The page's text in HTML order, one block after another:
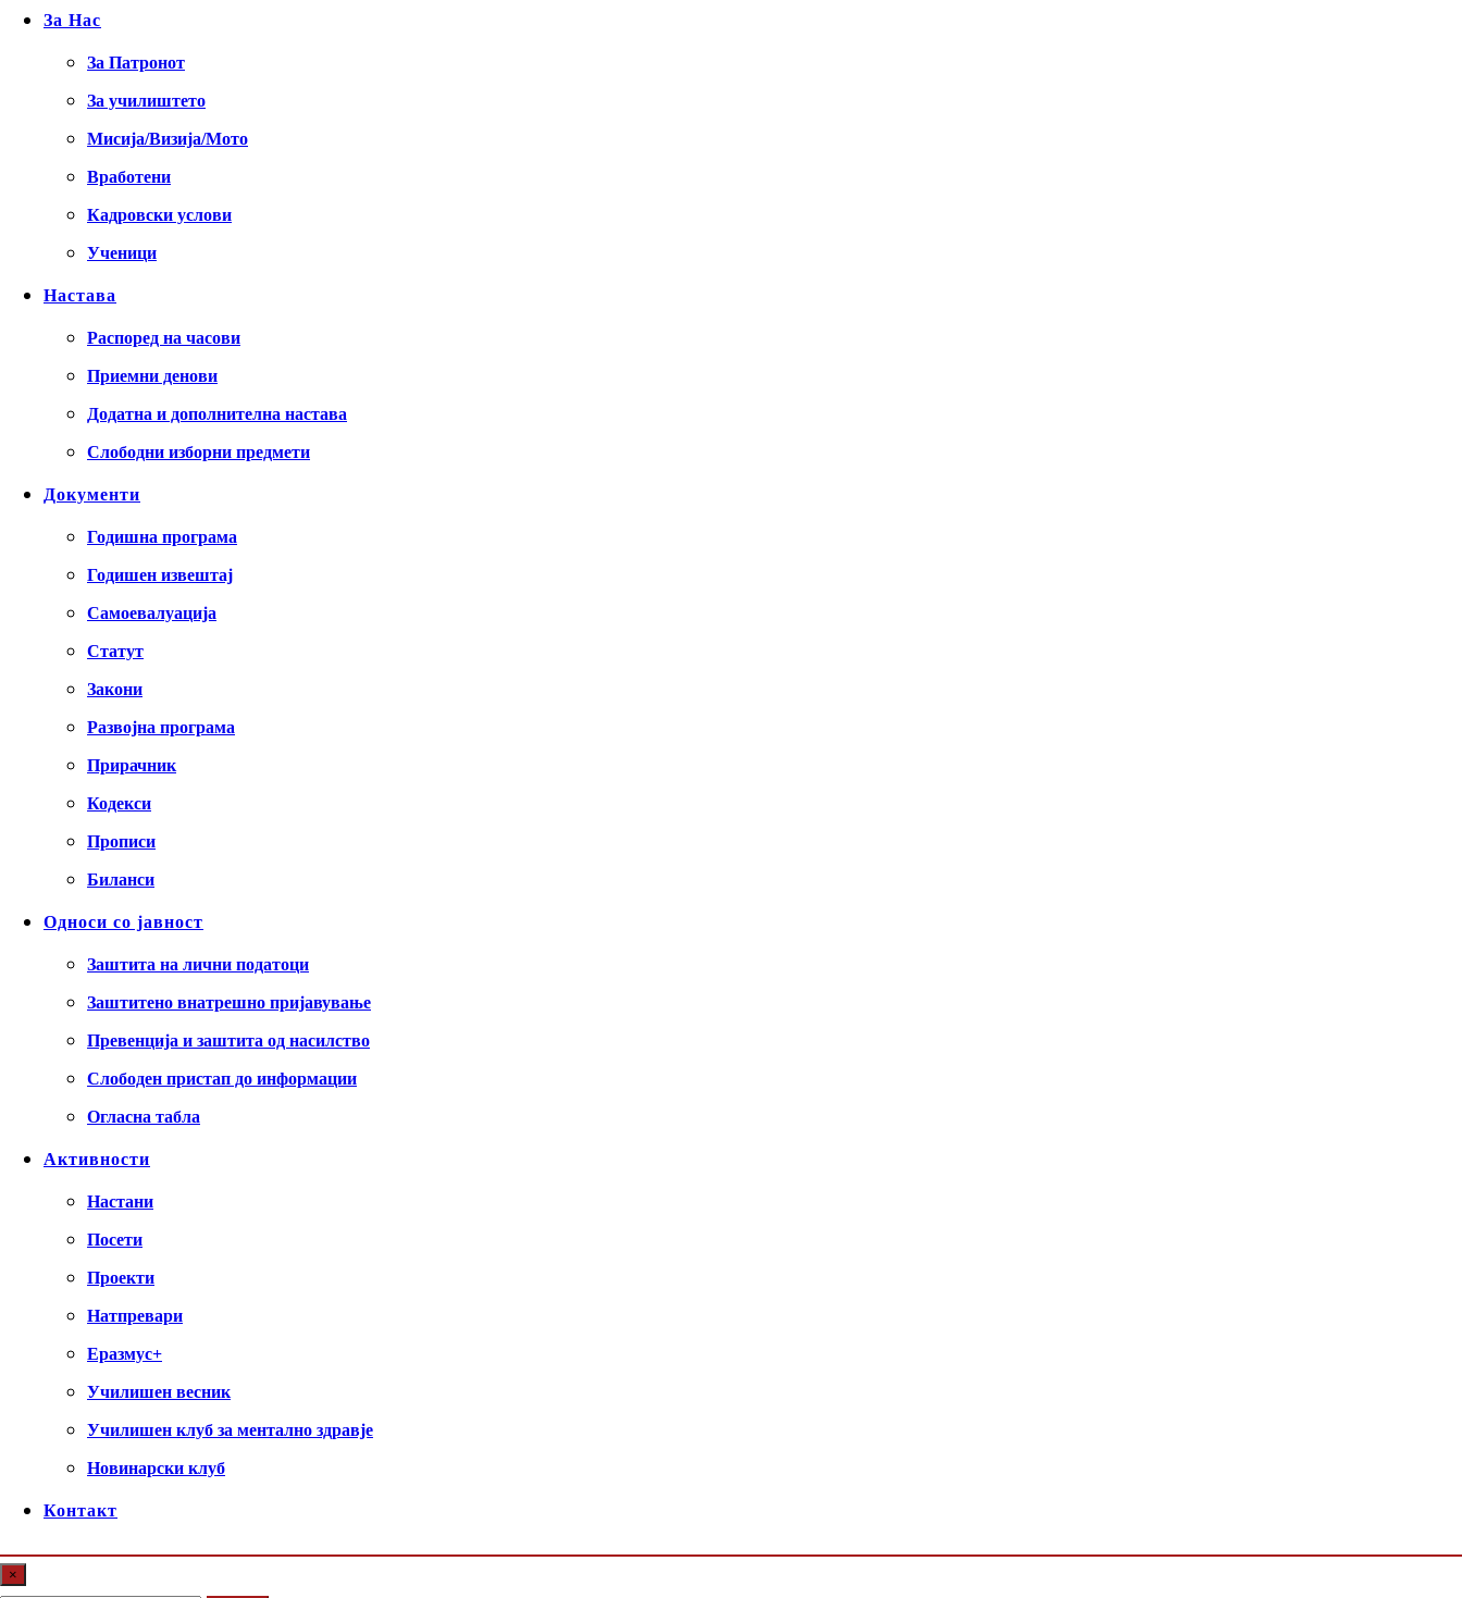
За Нас
За Патронот
За училиштето
Мисија/Визија/Мото
Вработени
Кадровски услови
Ученици
Настава
Распоред на часови
Приемни денови
Додатна и дополнителна настава
Слободни изборни предмети
Документи
Годишна програма
Годишен извештај
Самоевалуација
Статут
Закони
Развојна програма
Прирачник
Кодекси
Прописи
Биланси
Односи со јавност
Заштита на лични податоци
Заштитено внатрешно пријавување
Превенција и заштита од насилство
Слободен пристап до информации
Огласна табла
Активности
Настани
Посети
Проекти
Натпревари
Еразмус+
Училишен весник
Училишен клуб за ментално здравје
Новинарски клуб
Контакт
×